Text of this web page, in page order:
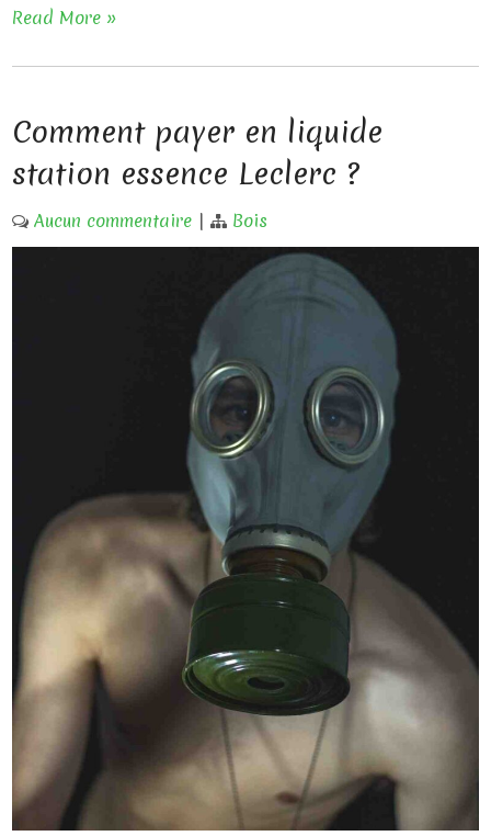
Read More »
Comment payer en liquide
station essence Leclerc ?
Aucun commentaire | Bois